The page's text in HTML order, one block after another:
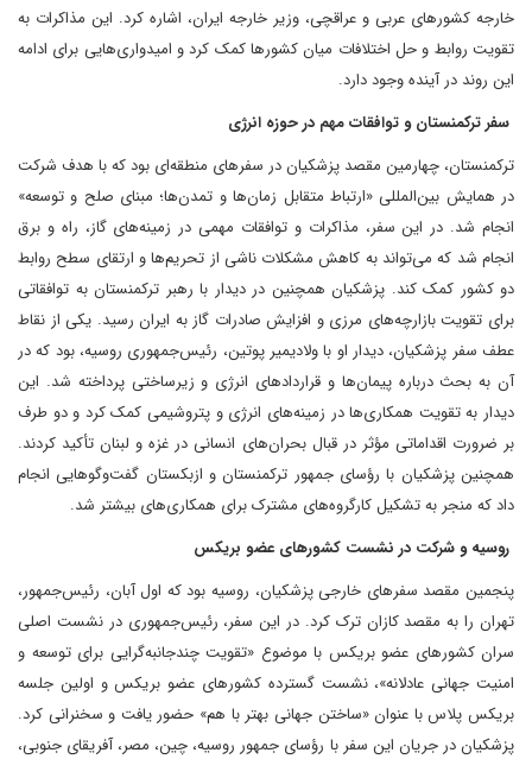
خارجه کشورهای عربی و عراقچی، وزیر خارجه ایران، اشاره کرد. این مذاکرات به
تقویت روابط و حل اختلافات میان کشورها کمک کرد و امیدواری‌هایی برای ادامه
این روند در آینده وجود دارد.
سفر ترکمنستان و توافقات مهم در حوزه انرژی
ترکمنستان، چهارمین مقصد پزشکیان در سفرهای منطقه‌ای بود که با هدف شرکت
در همایش بین‌المللی «ارتباط متقابل زمان‌ها و تمدن‌ها؛ مبنای صلح و توسعه»
انجام شد. در این سفر، مذاکرات و توافقات مهمی در زمینه‌های گاز، راه و برق
انجام شد که می‌تواند به کاهش مشکلات ناشی از تحریم‌ها و ارتقای سطح روابط
دو کشور کمک کند. پزشکیان همچنین در دیدار با رهبر ترکمنستان به توافقاتی
برای تقویت بازارچه‌های مرزی و افزایش صادرات گاز به ایران رسید. یکی از نقاط
عطف سفر پزشکیان، دیدار او با ولادیمیر پوتین، رئیس‌جمهوری روسیه، بود که در
آن به بحث درباره پیمان‌ها و قراردادهای انرژی و زیرساختی پرداخته شد. این
دیدار به تقویت همکاری‌ها در زمینه‌های انرژی و پتروشیمی کمک کرد و دو طرف
بر ضرورت اقداماتی مؤثر در قبال بحران‌های انسانی در غزه و لبنان تأکید کردند.
همچنین پزشکیان با رؤسای‌ جمهور ترکمنستان و ازبکستان گفت‌وگوهایی انجام
داد که منجر به تشکیل کارگروه‌های مشترک برای همکاری‌های بیشتر شد.
روسیه و شرکت در نشست کشورهای عضو بریکس
پنجمین مقصد سفر‌های خارجی پزشکیان، روسیه بود که اول آبان، رئیس‌جمهور،
تهران را به مقصد کازان ترک کرد. در این سفر، رئیس‌جمهوری در نشست اصلی
سران کشورهای عضو بریکس با موضوع «تقویت چندجانبه‌گرایی برای توسعه و
امنیت جهانی عادلانه»، نشست گسترده کشورهای عضو بریکس و اولین جلسه
بریکس پلاس با عنوان «ساختن جهانی بهتر با هم» حضور یافت و سخنرانی کرد.
پزشکیان در جریان این سفر با رؤسای‌ جمهور روسیه، چین، مصر، آفریقای جنوبی،